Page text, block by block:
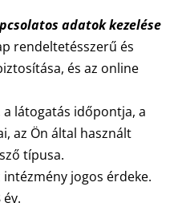
adatok kezelése
rendeltetésszerű és
és az online
a látogatás időpontja, a
az Ön által használt
típusa.
intézmény jogos érdeke.
év.